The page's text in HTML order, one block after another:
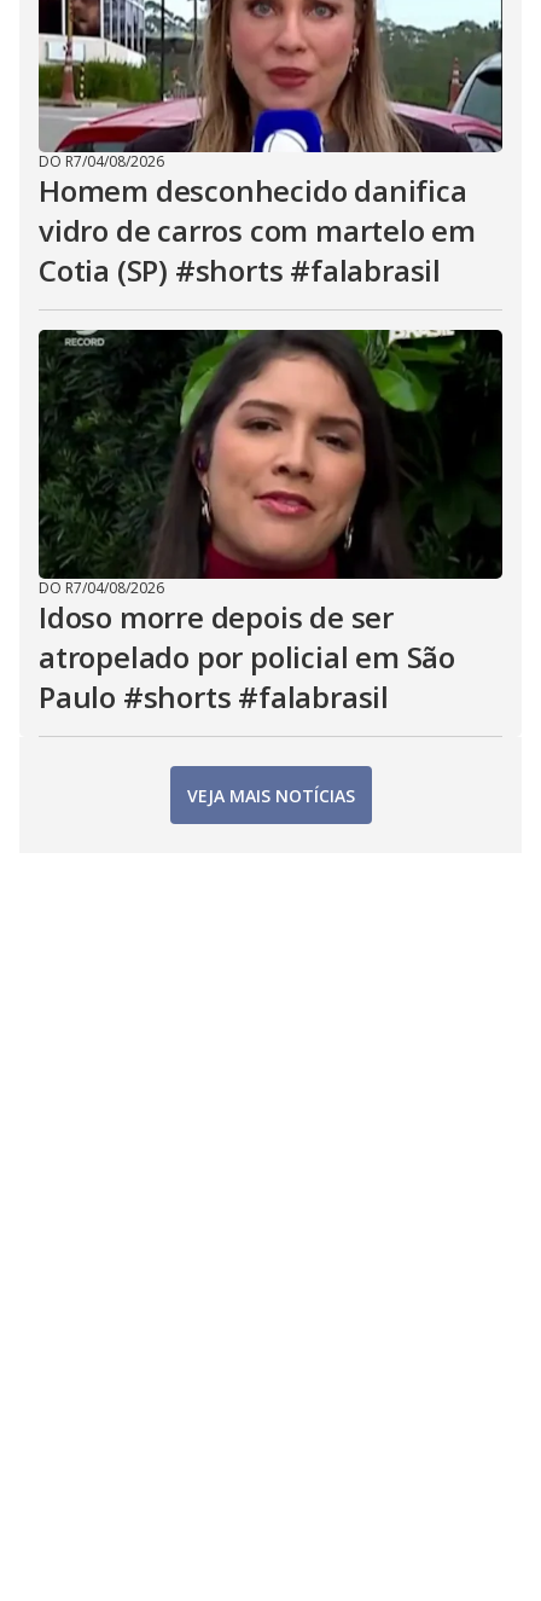
DO R7/04/08/2026
Homem desconhecido danifica
vidro de carros com martelo em
Cotia (SP) #shorts #falabrasil
DO R7/04/08/2026
Idoso morre depois de ser
atropelado por policial em São
Paulo #shorts #falabrasil
VEJA MAIS NOTÍCIAS